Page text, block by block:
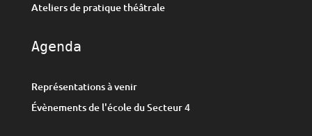
Ateliers de pratique théâtrale
Agenda
Représentations à venir
Évènements de l'école du Secteur 4